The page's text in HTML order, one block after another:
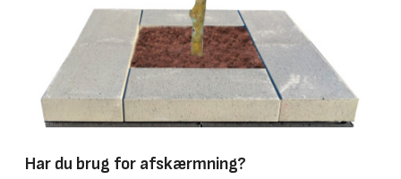
Har du brug for afskærmning?